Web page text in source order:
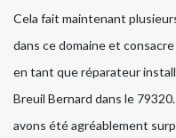
Cela fait maintenant
dans ce domaine et
en tant que réparateur
Breuil Bernard dans le
avons été agréablement